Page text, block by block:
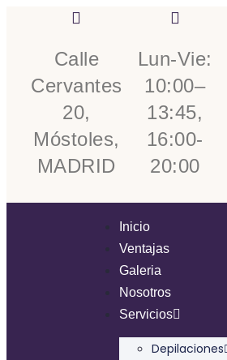
Calle
Cervantes
20,
Móstoles,
MADRID
Lun-Vie:
10:00–
13:45,
16:00-
20:00
Inicio
Ventajas
Galeria
Nosotros
Servicios
Depilaciones